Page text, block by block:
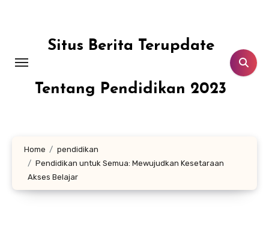
Situs Berita Terupdate
Tentang Pendidikan 2023
Home
pendidikan
Pendidikan untuk Semua: Mewujudkan Kesetaraan
Akses Belajar